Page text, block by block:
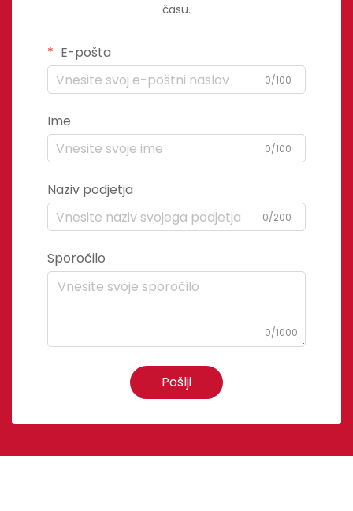
času.
E-pošta
0/100
Ime
0/100
Naziv podjetja
0/200
Sporočilo
0/1000
Pošlji